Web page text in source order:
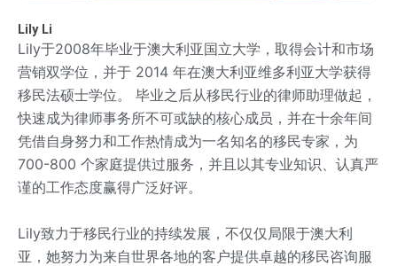
Lily Li
Lily于2008年毕业于澳大利亚国立大学，取得会计和市场
营销双学位，并于 2014 年在澳大利亚维多利亚大学获得
移民法硕士学位。 毕业之后从移民行业的律师助理做起，
快速成为律师事务所不可或缺的核心成员，并在十余年间
凭借自身努力和工作热情成为一名知名的移民专家，为
700-800 个家庭提供过服务，并且以其专业知识、认真严
谨的工作态度赢得广泛好评。
Lily致力于移民行业的持续发展，不仅仅局限于澳大利
亚，她努力为来自世界各地的客户提供卓越的移民咨询服